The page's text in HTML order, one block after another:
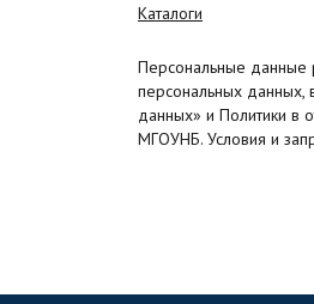
Каталоги
Персональные данные
персональных данных,
данных» и Политики в
МГОУНБ. Условия и